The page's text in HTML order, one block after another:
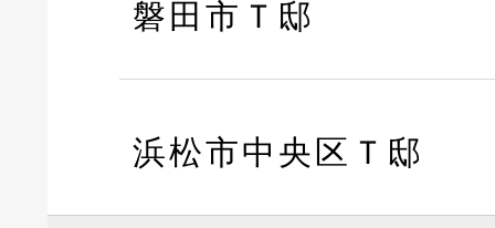
磐田市Ｔ邸
浜松市中央区Ｔ邸